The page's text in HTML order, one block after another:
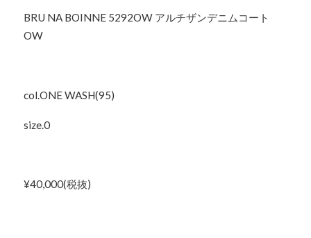
BRU NA BOINNE 5292OW アルチザンデニムコート
OW
col.ONE WASH(95)
size.0
¥40,000(税抜)